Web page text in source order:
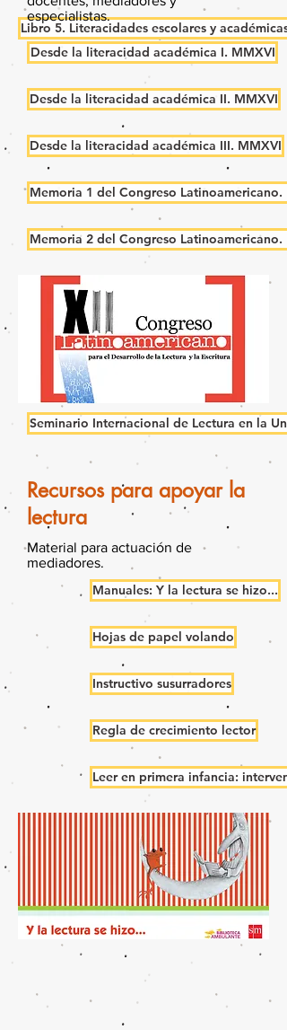
Libro 5. Literacidades escolares y
especialistas.
Desde la literacidad académica I. MMXVI
Desde la literacidad académica II. MMXVI
Desde la literacidad académica III. MMXVI
Memoria 1 del Congreso Latinoamericano.
Memoria 2 del Congreso Latinoamericano.
Seminario Internacional de Lectura en la
Recursos para apoyar la
lectura
Material para actuación de
mediadores.
Manuales: Y la lectura se hizo...
Hojas de papel volando
Instructivo susurradores
Regla de crecimiento lector
Leer en primera infancia: